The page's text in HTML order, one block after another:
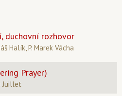
duchovní rozhovor
Halík, P. Marek Vácha
Prayer)
Juillet